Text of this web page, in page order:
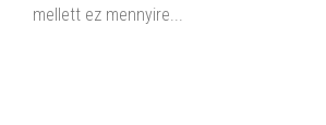
mellett ez mennyire...